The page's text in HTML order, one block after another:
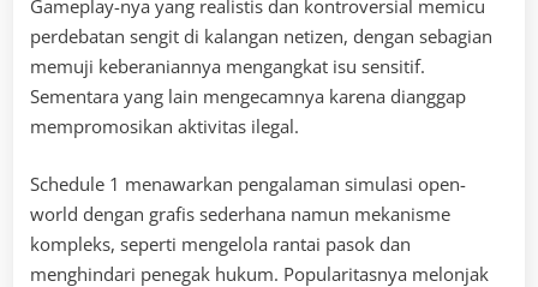
Gameplay-nya yang realistis dan kontroversial memicu
perdebatan sengit di kalangan netizen, dengan sebagian
memuji keberaniannya mengangkat isu sensitif.
Sementara yang lain mengecamnya karena dianggap
mempromosikan aktivitas ilegal.
Schedule 1 menawarkan pengalaman simulasi open-
world dengan grafis sederhana namun mekanisme
kompleks, seperti mengelola rantai pasok dan
menghindari penegak hukum. Popularitasnya melonjak